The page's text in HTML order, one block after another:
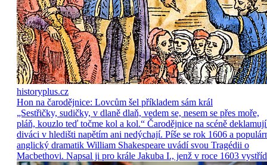
historyplus.cz
Hon na čarodějnice: Lovcům šel příkladem sám král
„Sestřičky, sudičky, v dlaně dlaň, vedem se, nesem se přes moře,
pláň, kouzlo teď točme kol a kol.“ Čarodějnice na scéně
diváci v hledišti napětím ani nedýchají. Píše se rok 1606 a
anglický dramatik William Shakespeare uvádí svou Tragédii o
Macbethovi. Napsal ji pro krále Jakuba I., jenž v roce 1603